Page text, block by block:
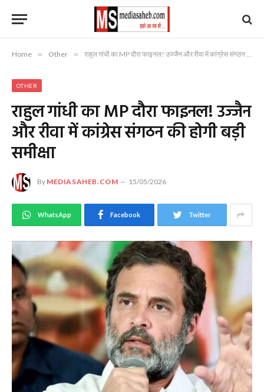
Home » Other » राहुल गांधी का MP दौरा फाइनल! उज्जैन और रीवा में कांग्रेस संगठन की होगी बड़ी समीक्षा
OTHER
राहुल गांधी का MP दौरा फाइनल! उज्जैन
और रीवा में कांग्रेस संगठन की होगी बड़ी
समीक्षा
By MEDIASAHEB.COM 15/05/2026
WhatsApp Facebook Twitter